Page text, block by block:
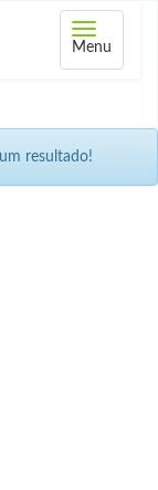
Abrir
menu
Menu
resultado!